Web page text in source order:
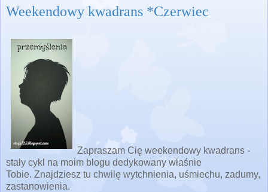
Weekendowy kwadrans *Czerwiec
Zapraszam Cię weekendowy kwadrans -
stały cykl na moim blogu dedykowany właśnie
Tobie. Znajdziesz tu chwilę wytchnienia, uśmiechu, zadumy,
zastanowienia.